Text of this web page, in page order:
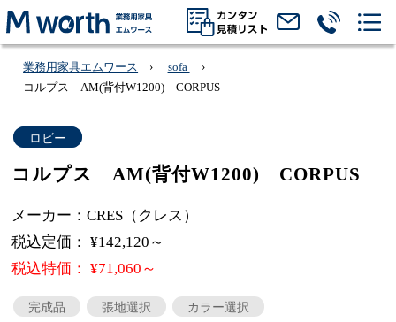
業務用家具エムワース
sofa
コルプス AM(背付W1200) CORPUS
ロビー
コルプス AM(背付W1200) CORPUS
メーカー：CRES（クレス）
税込定価： ¥142,120～
税込特価： ¥71,060～
完成品 張地選択
カラー選択